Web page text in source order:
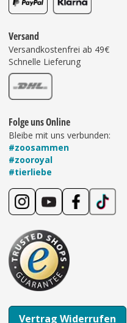
Versand
Versandkostenfrei ab 49€
Schnelle Lieferung
Folge uns Online
Bleibe mit uns verbunden:
#zoosammen
#zooroyal
#tierliebe
Vertrag Widerrufen